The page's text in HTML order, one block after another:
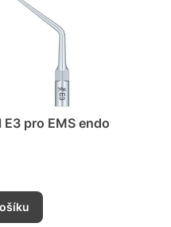
E3 pro EMS endo